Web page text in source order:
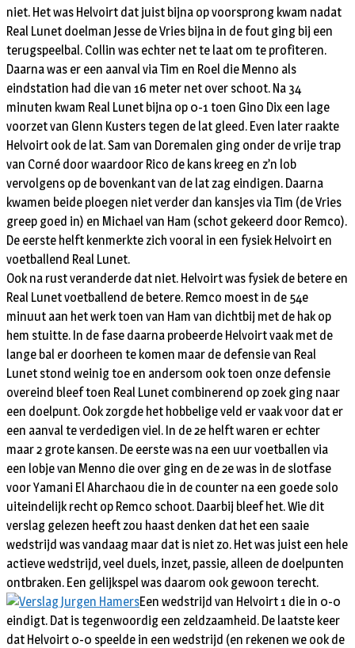
niet. Het was Helvoirt dat juist bijna op voorsprong kwam nadat
Real Lunet doelman Jesse de Vries bijna in de fout ging bij een
terugspeelbal. Collin was echter net te laat om te profiteren.
Daarna was er een aanval via Tim en Roel die Menno als
eindstation had die van 16 meter net over schoot. Na 34
minuten kwam Real Lunet bijna op 0-1 toen Gino Dix een lage
voorzet van Glenn Kusters tegen de lat gleed. Even later raakte
Helvoirt ook de lat. Sam van Doremalen ging onder de vrije trap
van Corné door waardoor Rico de kans kreeg en z’n lob
vervolgens op de bovenkant van de lat zag eindigen. Daarna
kwamen beide ploegen niet verder dan kansjes via Tim (de Vries
greep goed in) en Michael van Ham (schot gekeerd door Remco).
De eerste helft kenmerkte zich vooral in een fysiek Helvoirt en
voetballend Real Lunet.
Ook na rust veranderde dat niet. Helvoirt was fysiek de betere en
Real Lunet voetballend de betere. Remco moest in de 54e
minuut aan het werk toen van Ham van dichtbij met de hak op
hem stuitte. In de fase daarna probeerde Helvoirt vaak met de
lange bal er doorheen te komen maar de defensie van Real
Lunet stond weinig toe en andersom ook toen onze defensie
overeind bleef toen Real Lunet combinerend op zoek ging naar
een doelpunt. Ook zorgde het hobbelige veld er vaak voor dat er
een aanval te verdedigen viel. In de 2e helft waren er echter
maar 2 grote kansen. De eerste was na een uur voetballen via
een lobje van Menno die over ging en de 2e was in de slotfase
voor Yamani El Aharchaou die in de counter na een goede solo
uiteindelijk recht op Remco schoot. Daarbij bleef het. Wie dit
verslag gelezen heeft zou haast denken dat het een saaie
wedstrijd was vandaag maar dat is niet zo. Het was juist een hele
actieve wedstrijd, veel duels, inzet, passie, alleen de doelpunten
ontbraken. Een gelijkspel was daarom ook gewoon terecht.
Een wedstrijd van Helvoirt 1 die in 0-0
eindigt. Dat is tegenwoordig een zeldzaamheid. De laatste keer
dat Helvoirt 0-0 speelde in een wedstrijd (en rekenen we ook de